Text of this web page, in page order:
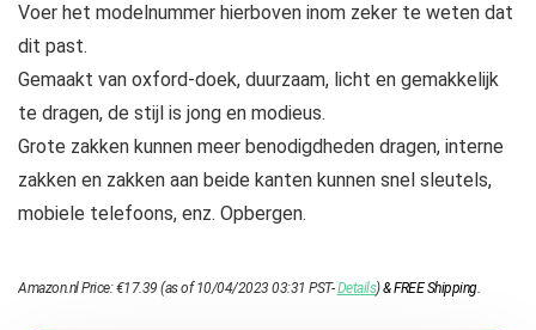
Voer het modelnummer hierboven inom zeker te weten dat
dit past.
Gemaakt van oxford-doek, duurzaam, licht en gemakkelijk
te dragen, de stijl is jong en modieus.
Grote zakken kunnen meer benodigdheden dragen, interne
zakken en zakken aan beide kanten kunnen snel sleutels,
mobiele telefoons, enz. Opbergen.
Amazon.nl Price:€17.39 (as of 10/04/2023 03:31 PST-Details)&FREE Shipping.